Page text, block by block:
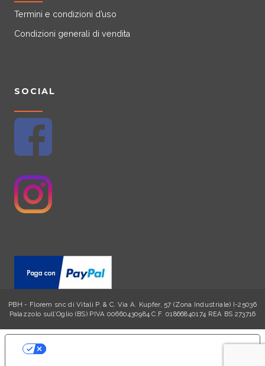
Termini e condizioni d’uso
Condizioni generali di vendita
SOCIAL
PBH - Florem snc di Vitali P. & C. Via A. Kupfer, 57 (Zona Industriale) I-25036
Palazzolo sull’Oglio (BS) PIVA 00660430984 C.F. 01866840174 REA BS 273716
LE TUE PREFERENZE RELATIVE ALLA